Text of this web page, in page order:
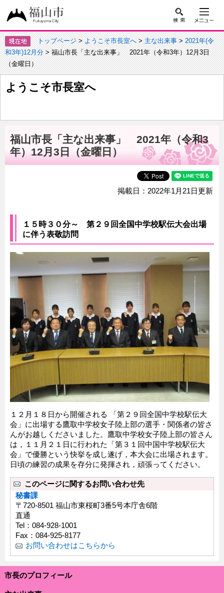
トップページ>ようこそ市長室へ>主な出来事>2021年(令
和3年)12月分> 福山市長「主な出来事」 2021年（令和3年）12月3日
（金曜日）
ようこそ市長室へ
市長のプロフィール
福山市長「主な出来事」 2021年（令和3
年）12月3日（金曜日）
掲載日：2022年1月21日更新
１５時３０分～ 第２９回全国中学校駅伝大会出場
に伴う表敬訪問
１２月１８日から開催される 「第２９回全国中学校駅伝大
会」に出場する鷹取中学校女子陸上部の選手・関係者の皆さ
んがお越しくださいました。鷹取中学校女子陸上部の皆さん
は，１１月２１日に行われた「第３１回中国中学校駅伝大
会」で優勝という快挙を成し遂げ，本大会に出場されます。
日頃の練習の成果を存分に発揮され，頑張ってください。
このページに関するお問い合わせ先
秘書課
〒720-8501 福山市東桜町3番5号本庁舎6階
直通
Tel：084-928-1001
Fax：084-925-8177
お問い合わせはこちらから